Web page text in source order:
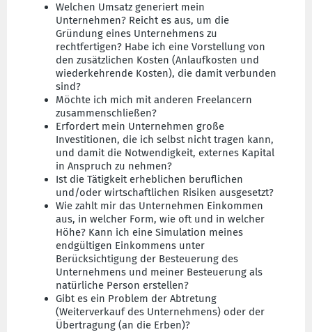
Welchen Umsatz generiert mein
Unternehmen? Reicht es aus, um die
Gründung eines Unternehmens zu
rechtfertigen? Habe ich eine Vorstellung von
den zusätzlichen Kosten (Anlaufkosten und
wiederkehrende Kosten), die damit verbunden
sind?
Möchte ich mich mit anderen Freelancern
zusammenschließen?
Erfordert mein Unternehmen große
Investitionen, die ich selbst nicht tragen kann,
und damit die Notwendigkeit, externes Kapital
in Anspruch zu nehmen?
Ist die Tätigkeit erheblichen beruflichen
und/oder wirtschaftlichen Risiken ausgesetzt?
Wie zahlt mir das Unternehmen Einkommen
aus, in welcher Form, wie oft und in welcher
Höhe? Kann ich eine Simulation meines
endgültigen Einkommens unter
Berücksichtigung der Besteuerung des
Unternehmens und meiner Besteuerung als
natürliche Person erstellen?
Gibt es ein Problem der Abtretung
(Weiterverkauf des Unternehmens) oder der
Übertragung (an die Erben)?